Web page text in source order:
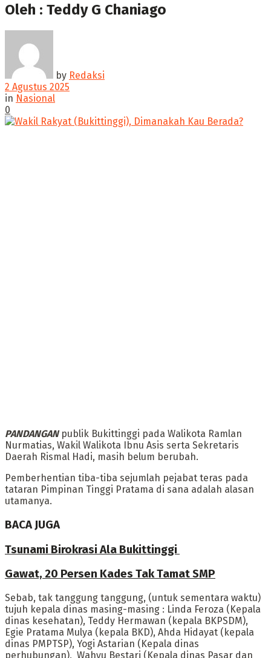
Oleh : Teddy G Chaniago
by Redaksi
2 Agustus 2025
in Nasional
0
PANDANGANpublik Bukittinggi pada Walikota Ramlan
Nurmatias, Wakil Walikota Ibnu Asis serta Sekretaris
Daerah Rismal Hadi, masih belum berubah.
‎Pemberhentian tiba-tiba sejumlah pejabat teras pada
tataran Pimpinan Tinggi Pratama di sana adalah alasan
utamanya.
BACA JUGA
Tsunami Birokrasi Ala Bukittinggi
Gawat, 20 Persen Kades Tak Tamat SMP
‎Sebab, tak tanggung tanggung, (untuk sementara waktu)
tujuh kepala dinas masing-masing : Linda Feroza (Kepala
dinas kesehatan), Teddy Hermawan (kepala BKPSDM),
Egie Pratama Mulya (kepala BKD), Ahda Hidayat (kepala
dinas PMPTSP), Yogi Astarian (Kepala dinas
perhubungan), Wahyu Bestari (Kepala dinas Pasar dan